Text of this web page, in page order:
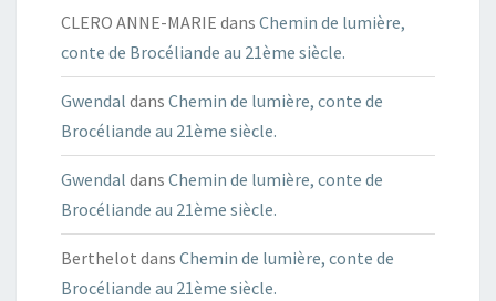
CLERO ANNE-MARIE dans Chemin de lumière,
conte de Brocéliande au 21ème siècle.
Gwendal dans Chemin de lumière, conte de
Brocéliande au 21ème siècle.
Gwendal dans Chemin de lumière, conte de
Brocéliande au 21ème siècle.
Berthelot dans Chemin de lumière, conte de
Brocéliande au 21ème siècle.